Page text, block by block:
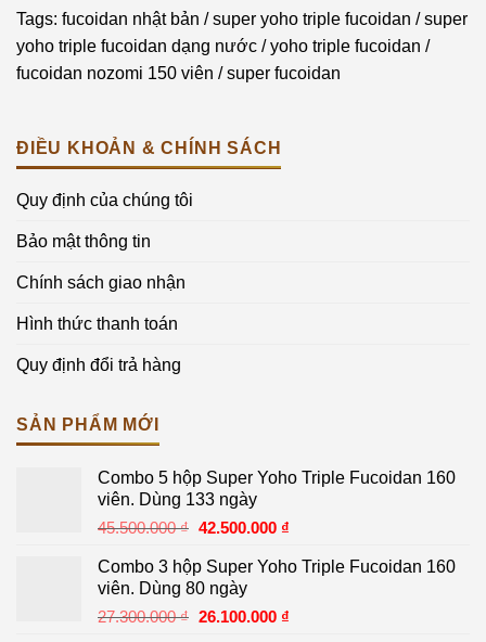
Tags: fucoidan nhật bản /super yoho triple fucoidan /super
yoho triple fucoidan dạng nước /yoho triple fucoidan /
fucoidan nozomi 150 viên /super fucoidan
ĐIỀU KHOẢN & CHÍNH SÁCH
Quy định của chúng tôi
Bảo mật thông tin
Chính sách giao nhận
Hình thức thanh toán
Quy định đổi trả hàng
SẢN PHẨM MỚI
Combo 5 hộp Super Yoho Triple Fucoidan 160
viên. Dùng 133 ngày
45.500.000₫ Giá
là:
45.500.000 ₫.
42.500.000 ₫Giá
tại
42.500.000 ₫.
Combo 3 hộp Super Yoho Triple Fucoidan 160
viên. Dùng 80 ngày
27.300.000₫ Giá
26.100.000 ₫Giá